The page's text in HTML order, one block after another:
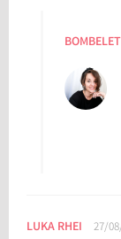
LUKA RHEI 27/